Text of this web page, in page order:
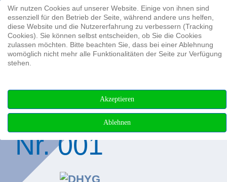
Suchen ...
DHyG-
Nr. 001
Wir nutzen Cookies auf unserer Website. Einige von ihnen sind
essenziell für den Betrieb der Seite, während andere uns helfen,
diese Website und die Nutzererfahrung zu verbessern (Tracking
Cookies). Sie können selbst entscheiden, ob Sie die Cookies
zulassen möchten. Bitte beachten Sie, dass bei einer Ablehnung
womöglich nicht mehr alle Funktionalitäten der Seite zur Verfügung
stehen.
Akzeptieren
Ablehnen